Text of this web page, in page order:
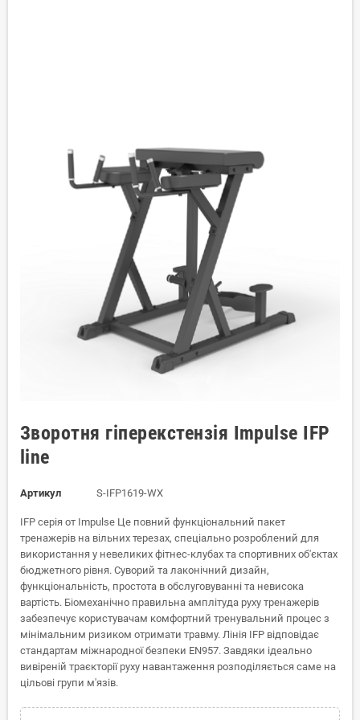
Зворотня гіперекстензія Impulse IFP
line
Артикул S-IFP1619-WX
IFP серія от Impulse Це повний функціональний пакет
тренажерів на вільних терезах, спеціально розроблений для
використання у невеликих фітнес-клубах та спортивних об'єктах
бюджетного рівня. Суворий та лаконічний дизайн,
функціональність, простота в обслуговуванні та невисока
вартість. Біомеханічно правильна амплітуда руху тренажерів
забезпечує користувачам комфортний тренувальний процес з
мінімальним ризиком отримати травму. Лінія IFP відповідає
стандартам міжнародної безпеки EN957. Завдяки ідеально
вивіреній траєкторії руху навантаження розподіляється саме на
цільові групи м'язів.